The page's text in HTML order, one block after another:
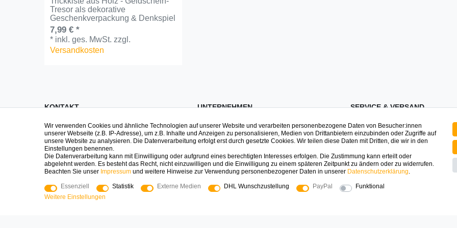
Tresor als dekorative
Geschenkverpackung & Denkspiel
7,99 € *
* inkl. ges. MwSt. zzgl.
Versandkosten
KONTAKT
Fragen zu Spielen, zur Bestellung oder
Geschenken? Wir sind persönlich da
und helfen gerne!
Logoplay Holzspiele GmbH & Co.KG
04161-8006400
shop@logoplay.de
UNTERNEHMEN
Impressum
Datenschutz
AGB
Widerrufsrecht
Kontakt
SERVICE & VERSAND
Zahlung & Versand
Registrieren
Mein Konto
Warenkorb
FAQ
Wir verwenden Cookies und ähnliche Technologien auf unserer Website und verarbeiten personenbezogene Daten von Besucher:innen
unserer Webseite (z.B. IP-Adresse), um z.B. Inhalte und Anzeigen zu personalisieren, Medien von Drittanbietern einzubinden oder Zugriffe auf
unsere Website zu analysieren. Die Datenverarbeitung erfolgt erst durch gesetzte Cookies. Wir teilen diese Daten mit Dritten, die wir in den
Einstellungen benennen.
Die Datenverarbeitung kann mit Einwilligung oder aufgrund eines berechtigten Interesses erfolgen. Die Zustimmung kann erteilt oder
abgelehnt werden. Es besteht das Recht, nicht einzuwilligen und die Einwilligung zu einem späteren Zeitpunkt zu ändern oder zu widerrufen.
Beachten Sie unser Impressum und weitere Hinweise zur Verwendung personenbezogener Daten in unserer Daten­schutz­erklärung.
Essenziell Statistik Externe Medien DHL Wunschzustellung PayPal
Funktional
Weitere Einstellungen